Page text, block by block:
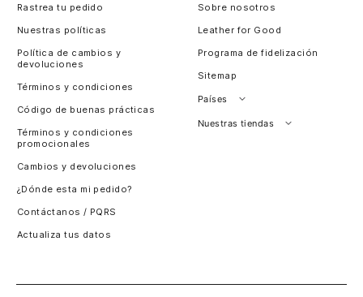
Rastrea tu pedido
Nuestras políticas
Política de cambios y
devoluciones
Términos y condiciones
Código de buenas prácticas
Términos y condiciones
promocionales
Cambios y devoluciones
¿Dónde esta mi pedido?
Contáctanos / PQRS
Actualiza tus datos
Sobre nosotros
Leather for Good
Programa de fidelización
Sitemap
Países
Perú
Nuestras tiendas